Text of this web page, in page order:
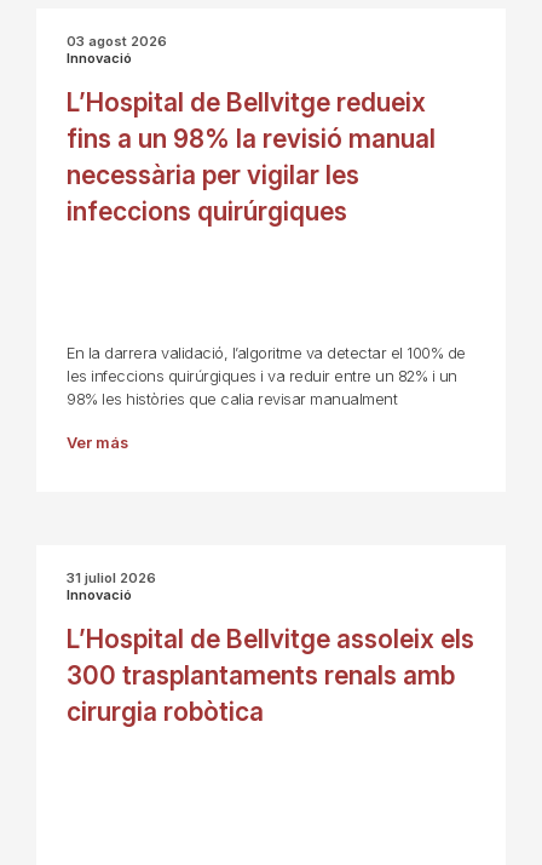
03 agost 2026
Innovació
L’Hospital de Bellvitge redueix
fins a un 98% la revisió manual
necessària per vigilar les
infeccions quirúrgiques
En la darrera validació, l’algoritme va detectar el 100% de
les infeccions quirúrgiques i va reduir entre un 82% i un
98% les històries que calia revisar manualment
Ver más
31 juliol 2026
Innovació
L’Hospital de Bellvitge assoleix els
300 trasplantaments renals amb
cirurgia robòtica